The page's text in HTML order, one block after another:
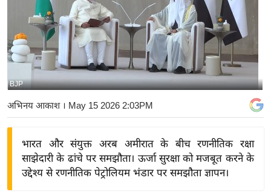
र्रा
ष्ट्री
य
बि
ज़
ने
द्यो
BJP
अभिनय आकाश। May 15 2026 2:03PM
भारत और संयुक्त अरब अमीरात के बीच रणनीतिक रक्षा
साझेदारी के ढांचे पर समझौता। ऊर्जा सुरक्षा को मजबूत करने के
उद्देश्य से रणनीतिक पेट्रोलियम भंडार पर समझौता ज्ञापन।